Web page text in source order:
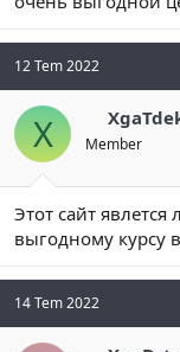
12 Tem 2022
X Member
Этот сайт
выгодному курсу
14 Tem 2022